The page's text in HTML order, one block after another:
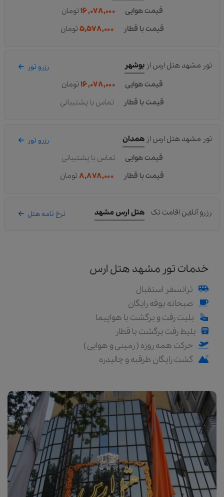
خدمات تور مشهد هتل ارس
ترانسفر استقبال
صبحانه بوفه رایگان
بلیت رفت و برگشت با هواپیما
بلیط رفت برگشت با قطار
حرکت همه روزه ( زمینی و هوایی )
گشت رایگان طرقبه و چالیدره
قیمت هوایی ۱۶,۰۷۸,۰۰۰ تومان
قیمت با قطار
۵,۵۷۸,۰۰۰ تومان
تور مشهد هتل ارس از بوشهر رزرو تور
قیمت هوایی ۱۶,۰۷۸,۰۰۰ تومان
قیمت با قطار
تماس با پشتیبانی
تور مشهد هتل ارس از همدان رزرو تور
قیمت هوایی
تماس با پشتیبانی
قیمت با قطار
۸,۸۷۸,۰۰۰ تومان
رزرو آنلاین اقامت تک هتل ارس مشهد نرخ نامه هتل